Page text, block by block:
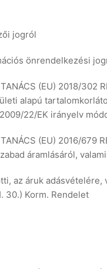
jogról
önrendelkezési
TANÁCS (EU) 2018/
alapú
22/EK irányelv
TANÁCS (EU) 2016/
áramlásáról,
az áruk
30.) Korm. Rendelet